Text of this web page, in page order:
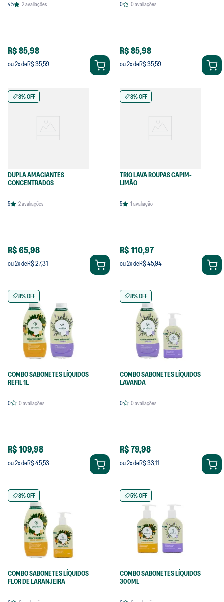
4.5 2avaliações
R$ 85,98
ou2x deR$ 35,59
0 0avaliações
R$ 85,98
ou2x deR$ 35,59
8% OFF
DUPLA AMACIANTES
CONCENTRADOS
5 2avaliações
R$ 65,98
ou2x deR$ 27,31
8% OFF
TRIO LAVA ROUPAS CAPIM-
LIMÃO
5 1 avaliação
R$ 110,97
ou2x deR$ 45,94
8% OFF
COMBO SABONETES LÍQUIDOS
REFIL 1L
0 0avaliações
R$ 109,98
ou2x deR$ 45,53
8% OFF
COMBO SABONETES LÍQUIDOS
LAVANDA
0 0avaliações
R$ 79,98
ou2x deR$ 33,11
8% OFF
COMBO SABONETES LÍQUIDOS
FLOR DE LARANJEIRA
5% OFF
COMBO SABONETES LÍQUIDOS
300ML